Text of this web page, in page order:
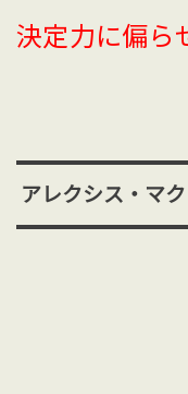
決定力に偏ら
アレクシス・マ